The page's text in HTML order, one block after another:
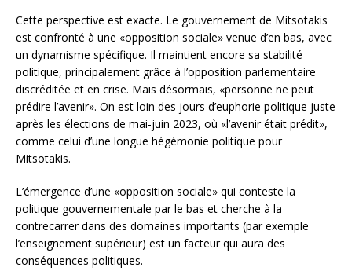
Cette perspective est exacte. Le gouvernement de Mitsotakis
est confronté à une «opposition sociale» venue d’en bas, avec
un dynamisme spécifique. Il maintient encore sa stabilité
politique, principalement grâce à l’opposition parlementaire
discréditée et en crise. Mais désormais, «personne ne peut
prédire l’avenir». On est loin des jours d’euphorie politique juste
après les élections de mai-juin 2023, où «l’avenir était prédit»,
comme celui d’une longue hégémonie politique pour
Mitsotakis.
L’émergence d’une «opposition sociale» qui conteste la
politique gouvernementale par le bas et cherche à la
contrecarrer dans des domaines importants (par exemple
l’enseignement supérieur) est un facteur qui aura des
conséquences politiques.